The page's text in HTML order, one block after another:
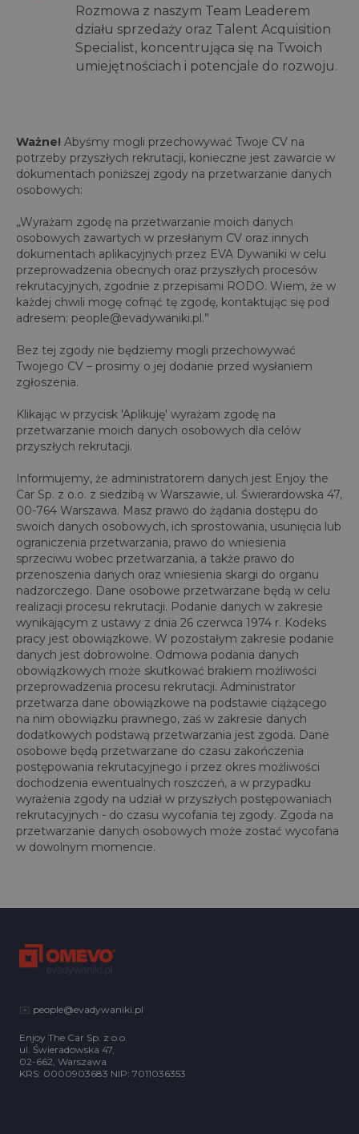
Rozmowa z naszym Team Leaderem
działu sprzedaży oraz Talent Acquisition
Specialist, koncentrująca się na Twoich
umiejętnościach i potencjale do rozwoju.
Ważne! Abyśmy mogli przechowywać Twoje CV na
potrzeby przyszłych rekrutacji, konieczne jest zawarcie w
dokumentach poniższej zgody na przetwarzanie danych
osobowych:
„Wyrażam zgodę na przetwarzanie moich danych
osobowych zawartych w przesłanym CV oraz innych
dokumentach aplikacyjnych przez EVA Dywaniki w celu
przeprowadzenia obecnych oraz przyszłych procesów
rekrutacyjnych, zgodnie z przepisami RODO. Wiem, że w
każdej chwili mogę cofnąć tę zgodę, kontaktując się pod
adresem: people@evadywaniki.pl.”
Bez tej zgody nie będziemy mogli przechowywać
Twojego CV – prosimy o jej dodanie przed wysłaniem
zgłoszenia.
Klikając w przycisk 'Aplikuję' wyrażam zgodę na
przetwarzanie moich danych osobowych dla celów
przyszłych rekrutacji.
Informujemy, że administratorem danych jest Enjoy the
Car Sp. z o.o. z siedzibą w Warszawie, ul. Świerardowska 47,
00-764 Warszawa. Masz prawo do żądania dostępu do
swoich danych osobowych, ich sprostowania, usunięcia lub
ograniczenia przetwarzania, prawo do wniesienia
sprzeciwu wobec przetwarzania, a także prawo do
przenoszenia danych oraz wniesienia skargi do organu
nadzorczego. Dane osobowe przetwarzane będą w celu
realizacji procesu rekrutacji. Podanie danych w zakresie
wynikającym z ustawy z dnia 26 czerwca 1974 r. Kodeks
pracy jest obowiązkowe. W pozostałym zakresie podanie
danych jest dobrowolne. Odmowa podania danych
obowiązkowych może skutkować brakiem możliwości
przeprowadzenia procesu rekrutacji. Administrator
przetwarza dane obowiązkowe na podstawie ciążącego
na nim obowiązku prawnego, zaś w zakresie danych
dodatkowych podstawą przetwarzania jest zgoda. Dane
osobowe będą przetwarzane do czasu zakończenia
postępowania rekrutacyjnego i przez okres możliwości
dochodzenia ewentualnych roszczeń, a w przypadku
wyrażenia zgody na udział w przyszłych postępowaniach
rekrutacyjnych - do czasu wycofania tej zgody. Zgoda na
przetwarzanie danych osobowych może zostać wycofana
w dowolnym momencie.
✉️ people@evadywaniki.pl
Enjoy The Car Sp. z o.o.
ul. Świeradowska 47,
02-662, Warszawa
KRS: 0000903683 NIP: 7011036353